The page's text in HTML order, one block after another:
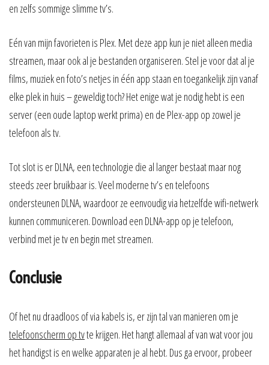
en zelfs sommige slimme tv’s.
Eén van mijn favorieten is Plex. Met deze app kun je niet alleen media
streamen, maar ook al je bestanden organiseren. Stel je voor dat al je
films, muziek en foto’s netjes in één app staan en toegankelijk zijn vanaf
elke plek in huis – geweldig toch? Het enige wat je nodig hebt is een
server (een oude laptop werkt prima) en de Plex-app op zowel je
telefoon als tv.
Tot slot is er DLNA, een technologie die al langer bestaat maar nog
steeds zeer bruikbaar is. Veel moderne tv’s en telefoons
ondersteunen DLNA, waardoor ze eenvoudig via hetzelfde wifi-netwerk
kunnen communiceren. Download een DLNA-app op je telefoon,
verbind met je tv en begin met streamen.
Conclusie
Of het nu draadloos of via kabels is, er zijn tal van manieren om je
telefoonscherm op tvte krijgen. Het hangt allemaal af van wat voor jou
het handigst is en welke apparaten je al hebt. Dus ga ervoor, probeer